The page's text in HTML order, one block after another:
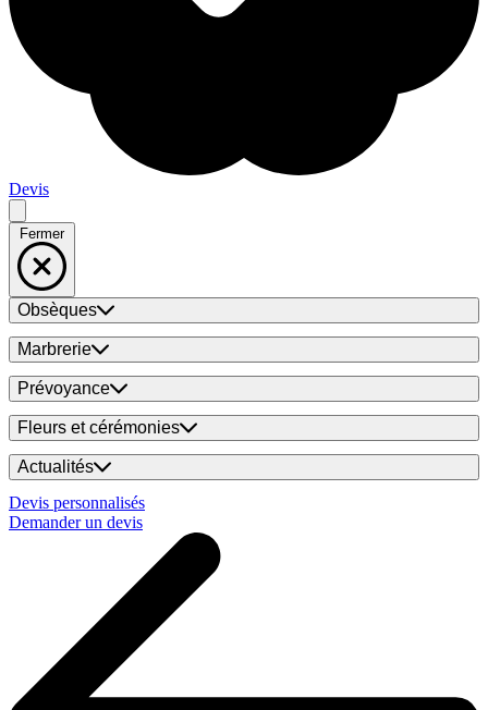
Devis
Fermer
Obsèques
Marbrerie
Prévoyance
Fleurs et cérémonies
Actualités
Devis personnalisés
Demander un devis